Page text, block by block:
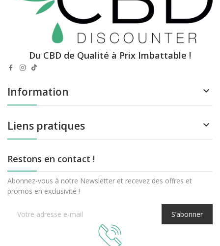
Du CBD de Qualité à Prix Imbattable !
Information 
Liens pratiques 
Restons en contact !
Abonnez-vous à notre Newsletter et recevez des offres et
promos en exclusivité !
S’abonner